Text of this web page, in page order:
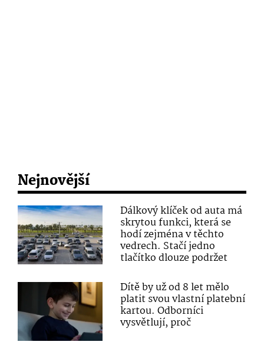
Nejnovější
Dálkový klíček od auta má
skrytou funkci, která se
hodí zejména v těchto
vedrech. Stačí jedno
tlačítko dlouze podržet
Dítě by už od 8 let mělo
platit svou vlastní platební
kartou. Odborníci
vysvětlují, proč